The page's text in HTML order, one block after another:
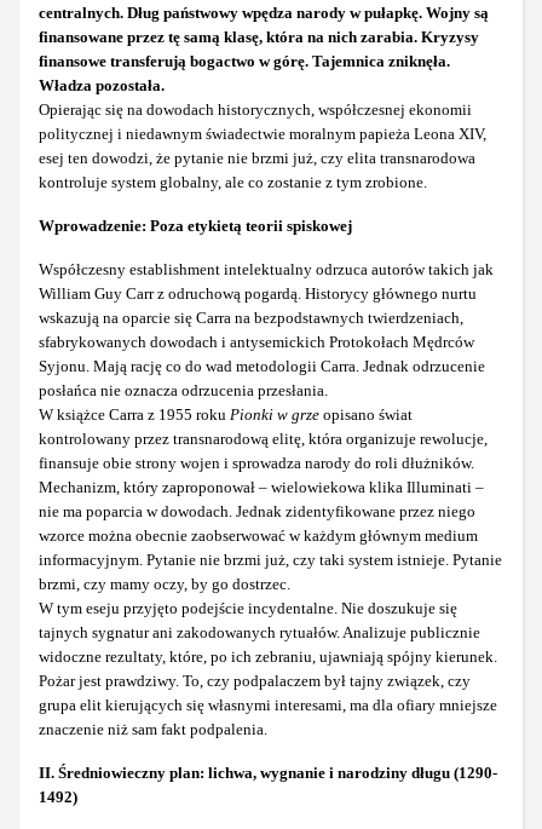
centralnych. Dług państwowy wpędza narody w pułapkę. Wojny są
finansowane przez tę samą klasę, która na nich zarabia. Kryzysy
finansowe transferują bogactwo w górę. Tajemnica zniknęła.
Władza pozostała.
Opierając się na dowodach historycznych, współczesnej ekonomii
politycznej i niedawnym świadectwie moralnym papieża Leona XIV,
esej ten dowodzi, że pytanie nie brzmi już, czy elita transnarodowa
kontroluje system globalny, ale co zostanie z tym zrobione.
Wprowadzenie: Poza etykietą teorii spiskowej
Współczesny establishment intelektualny odrzuca autorów takich jak
William Guy Carr z odruchową pogardą. Historycy głównego nurtu
wskazują na oparcie się Carra na bezpodstawnych twierdzeniach,
sfabrykowanych dowodach i antysemickich Protokołach Mędrców
Syjonu. Mają rację co do wad metodologii Carra. Jednak odrzucenie
posłańca nie oznacza odrzucenia przesłania.
W książce Carra z 1955 roku Pionki w grze opisano świat
kontrolowany przez transnarodową elitę, która organizuje rewolucje,
finansuje obie strony wojen i sprowadza narody do roli dłużników.
Mechanizm, który zaproponował – wielowiekowa klika Illuminati –
nie ma poparcia w dowodach. Jednak zidentyfikowane przez niego
wzorce można obecnie zaobserwować w każdym głównym medium
informacyjnym. Pytanie nie brzmi już, czy taki system istnieje. Pytanie
brzmi, czy mamy oczy, by go dostrzec.
W tym eseju przyjęto podejście incydentalne. Nie doszukuje się
tajnych sygnatur ani zakodowanych rytuałów. Analizuje publicznie
widoczne rezultaty, które, po ich zebraniu, ujawniają spójny kierunek.
Pożar jest prawdziwy. To, czy podpalaczem był tajny związek, czy
grupa elit kierujących się własnymi interesami, ma dla ofiary mniejsze
znaczenie niż sam fakt podpalenia.
II. Średniowieczny plan: lichwa, wygnanie i narodziny długu (1290-
1492)